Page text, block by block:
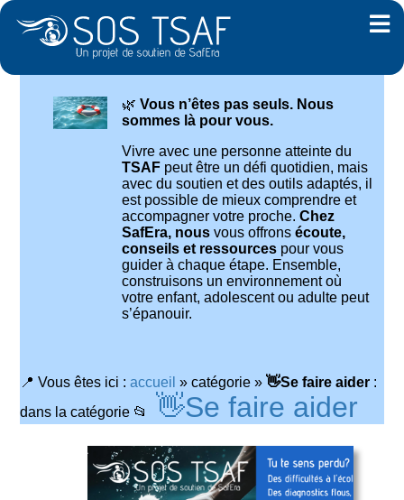
🌿Vous n’êtes pas seuls. Nous
sommes là pour vous.
Vivre avec une personne atteinte du
TSAF peut être un défi quotidien, mais
avec du soutien et des outils adaptés, il
est possible de mieux comprendre et
accompagner votre proche.Chez
SafEra, nous vous offronsécoute,
conseils et ressources pour vous
guider à chaque étape. Ensemble,
construisons un environnement où
votre enfant, adolescent ou adulte peut
s’épanouir.
📍 Vous êtes ici :accueil »catégorie » 👋Se faire aider :
dans la catégorie 📂
👋Se faire aider